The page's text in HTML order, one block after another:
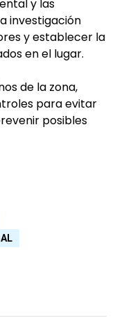
y las
investigación
y establecer la
en el lugar.
de la zona,
para evitar
posibles